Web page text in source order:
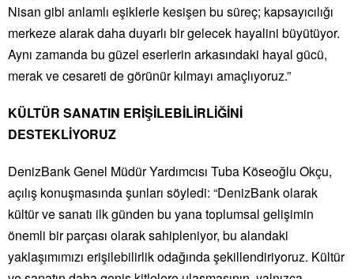
Nisan gibi anlamlı eşiklerle kesişen bu süreç; kapsayıcılığı
merkeze alarak daha duyarlı bir gelecek hayalini büyütüyor.
Aynı zamanda bu güzel eserlerin arkasındaki hayal gücü,
merak ve cesareti de görünür kılmayı amaçlıyoruz.”
KÜLTÜR SANATIN ERİŞİLEBİLİRLİĞİNİ
DESTEKLİYORUZ
DenizBank Genel Müdür Yardımcısı Tuba Köseoğlu Okçu,
açılış konuşmasında şunları söyledi: “DenizBank olarak
kültür ve sanatı ilk günden bu yana toplumsal gelişimin
önemli bir parçası olarak sahipleniyor, bu alandaki
yaklaşımımızı erişilebilirlik odağında şekillendiriyoruz. Kültür